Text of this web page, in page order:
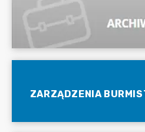
ZARZĄDZENIA